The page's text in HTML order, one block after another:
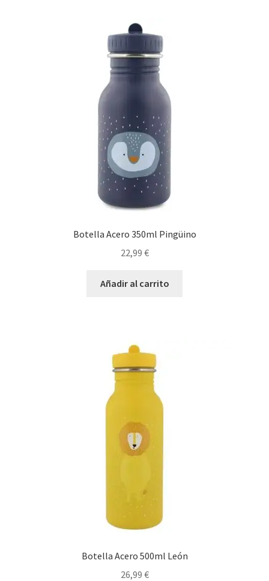
Botella Acero 350ml Pingüino
22,99 €
Añadir al carrito
Botella Acero 500ml León
26,99 €